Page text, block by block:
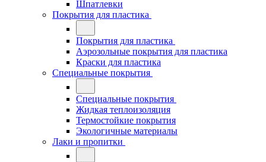
Шпатлевки
Покрытия для пластика
Покрытия для пластика
Аэрозольные покрытия для пластика
Краски для пластика
Специальные покрытия
Специальные покрытия
Жидкая теплоизоляция
Термостойкие покрытия
Экологичные материалы
Лаки и пропитки